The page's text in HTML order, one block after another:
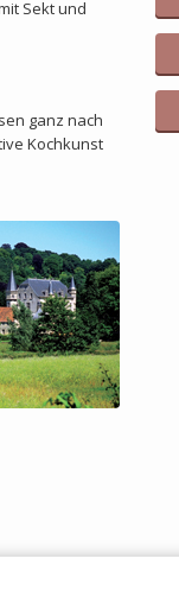
Sekt und
ganz nach
Kochkunst